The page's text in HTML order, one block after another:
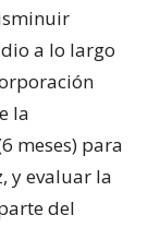
a lo largo
la
meses) para
y evaluar la
del